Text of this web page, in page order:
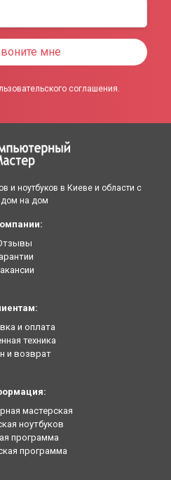
мне
соглашения.
и ноутбуков в Киеве и области с
на дом
и оплата
техника
и возврат
мастерская
ноутбуков
программа
программа